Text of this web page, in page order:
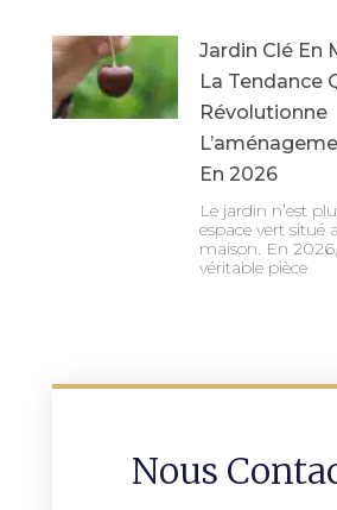
Jardin Clé En
La Tendance
Révolutionne
En 2026
Le jardin n’est
espace vert situé
maison. En
véritable pièce
Nous